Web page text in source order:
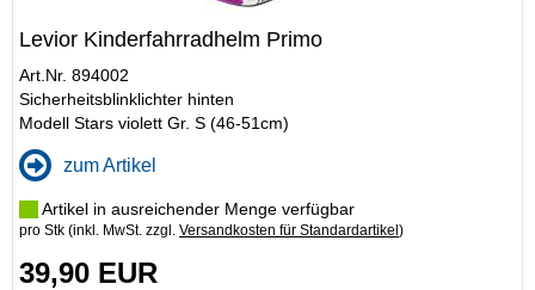
Levior Kinderfahrradhelm Primo
Art.Nr. 894002
Sicherheitsblinklichter hinten
Modell Stars violett Gr. S (46-51cm)
zum Artikel
Artikel in ausreichender Menge verfügbar
pro Stk (inkl. MwSt. zzgl. Versandkosten für Standardartikel)
39,90 EUR